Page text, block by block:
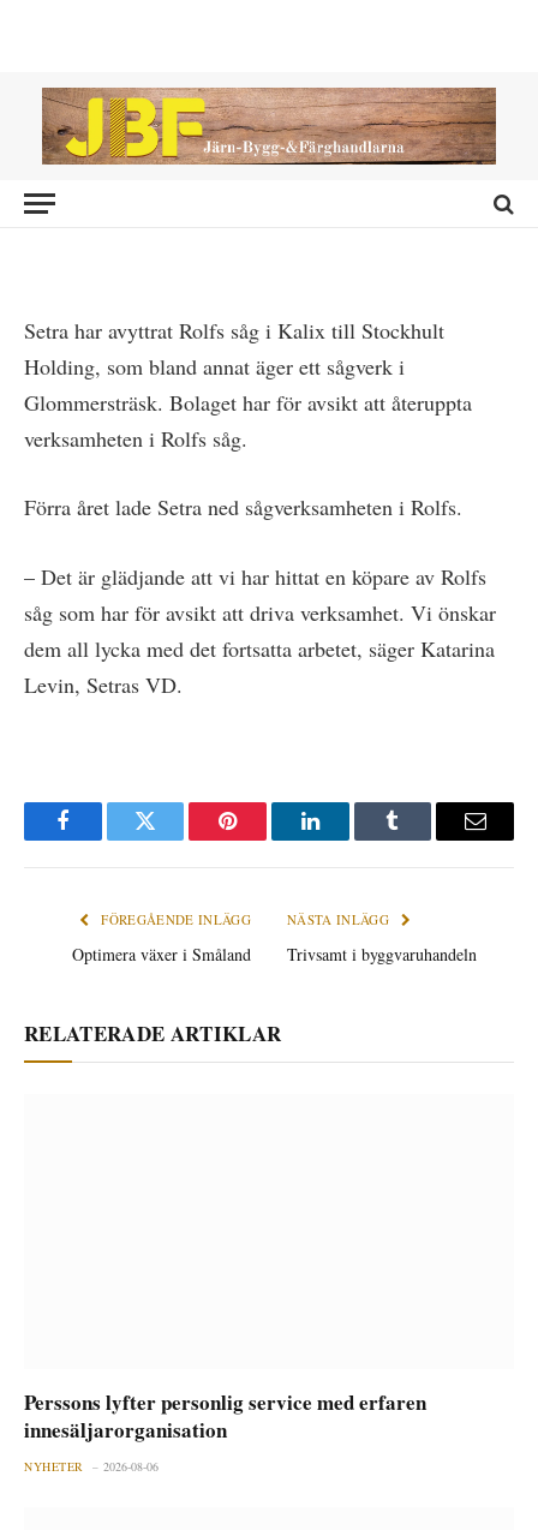
Setra säljer Rolfs såg
Setra har avyttrat Rolfs såg i Kalix till Stockhult
Holding, som bland annat äger ett sågverk i
Glommersträsk. Bolaget har för avsikt att återuppta
verksamheten i Rolfs såg.
Förra året lade Setra ned sågverksamheten i Rolfs.
– Det är glädjande att vi har hittat en köpare av Rolfs
såg som har för avsikt att driva verksamhet. Vi önskar
dem all lycka med det fortsatta arbetet, säger Katarina
Levin, Setras VD.
FacebookTwitter Pinterest LinkedInTumblr
E-
FÖREGÅENDE INLÄGG
Optimera växer i Småland
NÄSTA INLÄGG
Trivsamt i byggvaruhandeln
RELATERADE ARTIKLAR
Perssons lyfter personlig service med erfaren
innesäljarorganisation
NYHETER 2026-08-06